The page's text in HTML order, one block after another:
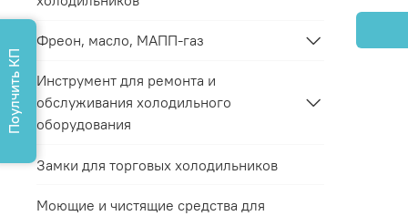
Фреон, масло, МАПП-газ
Инструмент для ремонта и
обслуживания холодильного
оборудования
Замки для торговых холодильников
Моющие и чистящие средства для
Поулчить КП